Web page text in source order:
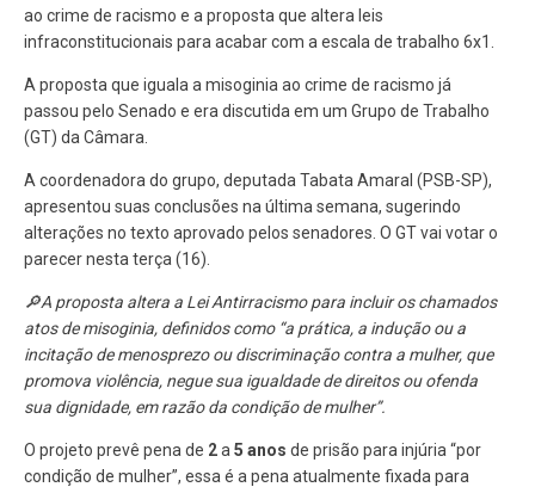
ao crime de racismo e a proposta que altera leis
infraconstitucionais para acabar com a escala de trabalho 6x1.
A proposta que iguala a misoginia ao crime de racismo já
passou pelo Senado e era discutida em um Grupo de Trabalho
(GT) da Câmara.
A coordenadora do grupo, deputada Tabata Amaral (PSB-SP),
apresentou suas conclusões na última semana, sugerindo
alterações no texto aprovado pelos senadores. O GT vai votar o
parecer nesta terça (16).
🔎A proposta altera a Lei Antirracismo para incluir os chamados
atos de misoginia, definidos como “a prática, a indução ou a
incitação de menosprezo ou discriminação contra a mulher, que
promova violência, negue sua igualdade de direitos ou ofenda
sua dignidade, em razão da condição de mulher”.
O projeto prevê pena de 2a 5 anos de prisão para injúria “por
condição de mulher”, essa é a pena atualmente fixada para